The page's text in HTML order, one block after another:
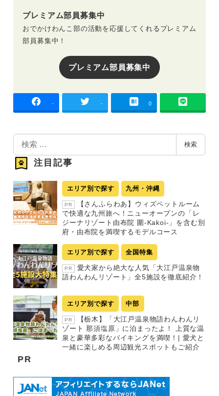
プレミアム部員募集中
おでかけわんこ部の活動を応援してくれるプレミアム
部員募集中！
プレミアム部員募集中
- - 0
検
索
検索
注目記事
エリア別で探す 九州・沖縄
PR
【さんふらわあ】ウィズペットルーム
で快適な九州旅へ！ニューオープンの「レ
ジーナリゾート由布院 圍-Kakoi-」を含む別
府・由布院を満喫するモデルコース
エリア別で探す 全国特集
PR
愛犬家から絶大な人気「大江戸温泉物
語わんわんリゾート」全5施設を徹底紹介！
エリア別で探す 中部
PR
【栃木】「大江戸温泉物語わんわんリ
ゾート 那須塩原」に泊まったよ！ 上質な温
泉と豪華多彩なバイキングを満喫！| 愛犬と
一緒に楽しめる周辺観光スポットもご紹介
PR